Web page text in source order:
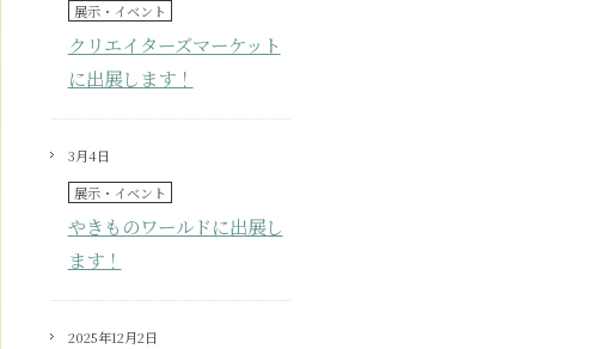
展示・イベント
クリエイターズマーケット
に出展します！
3月4日
展示・イベント
やきものワールドに出展し
ます！
2025年12月2日